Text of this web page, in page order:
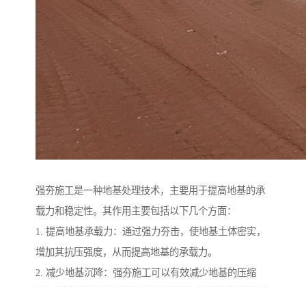
强夯施工是一种地基处理技术，主要用于提高地基的承
载力和稳定性。其作用主要包括以下几个方面：
1. 提高地基承载力：通过强力夯击，使地基土体密实，
增加其抗压强度，从而提高地基的承载力。
2. 减少地基沉降：强夯施工可以有效减少地基的压缩